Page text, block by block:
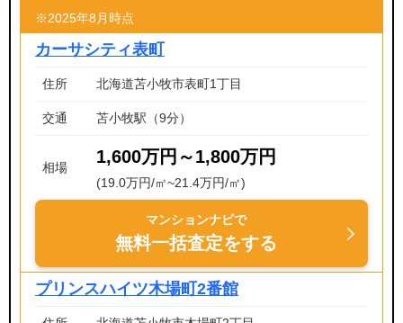
※2025年8月時点
カーサシティ表町
住所 北海道苫小牧市表町1丁目
交通 苫小牧駅（9分）
相場
1,600万円～1,800万円
(19.0万円/㎡~21.4万円/㎡)
マンションナビで
無料一括査定をする
プリンスハイツ木場町2番館